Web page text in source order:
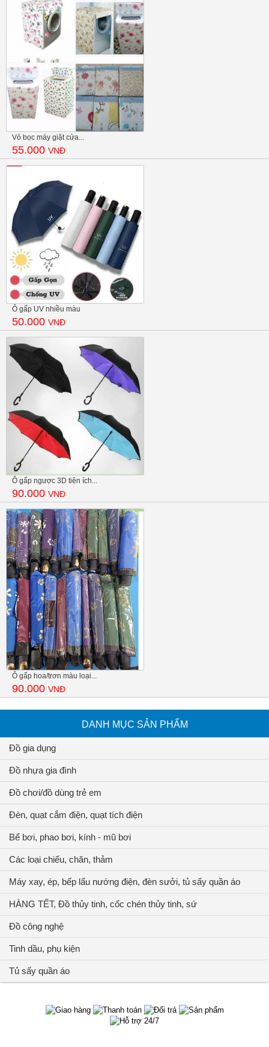
Vỏ bọc máy giặt cửa...
55.000 VNĐ
Ô gấp UV nhiều màu
50.000 VNĐ
Ô gấp ngược 3D tiện ích...
90.000 VNĐ
Ô gấp hoa/trơn màu loại...
90.000 VNĐ
DANH MỤC SẢN PHẨM
Đồ gia dụng
Đồ nhựa gia đình
Đồ chơi/đồ dùng trẻ em
Đèn, quạt cắm điện, quạt tích điện
Bể bơi, phao bơi, kính - mũ bơi
Các loại chiếu, chăn, thảm
Máy xay, ép, bếp lẩu nướng điện, đèn sưởi, tủ sấy quần áo
HÀNG TẾT, Đồ thủy tinh, cốc chén thủy tinh, sứ
Đồ công nghệ
Tinh dầu, phụ kiện
Tủ sấy quần áo